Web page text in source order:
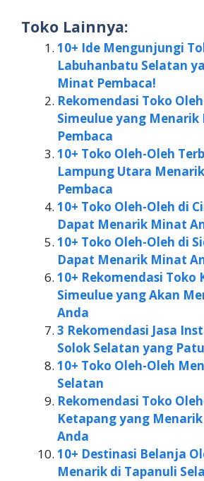
Toko Lainnya:
10+ Ide Mengunjungi
Labuhanbatu Selatan
Minat Pembaca!
Rekomendasi Toko
Simeulue yang
Pembaca
10+ Toko Oleh-Oleh
Lampung Utara
Pembaca
10+ Toko Oleh-Oleh di
Dapat Menarik Minat
10+ Toko Oleh-Oleh di
Dapat Menarik Minat
10+ Rekomendasi Toko
Simeulue yang Akan
Anda
3 Rekomendasi Jasa
Solok Selatan yang
10+ Toko Oleh-Oleh
Selatan
Rekomendasi Toko
Ketapang yang
Anda
10+ Destinasi Belanja
Menarik di Tapanuli